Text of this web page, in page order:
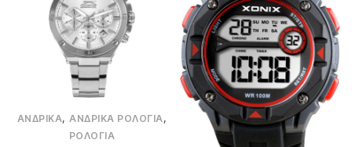
ΑΝΔΡΙΚΆ,ΑΝΔΡΙΚΆ ΡΟΛΌΓΙΑ,
ΡΟΛΌΓΙΑ